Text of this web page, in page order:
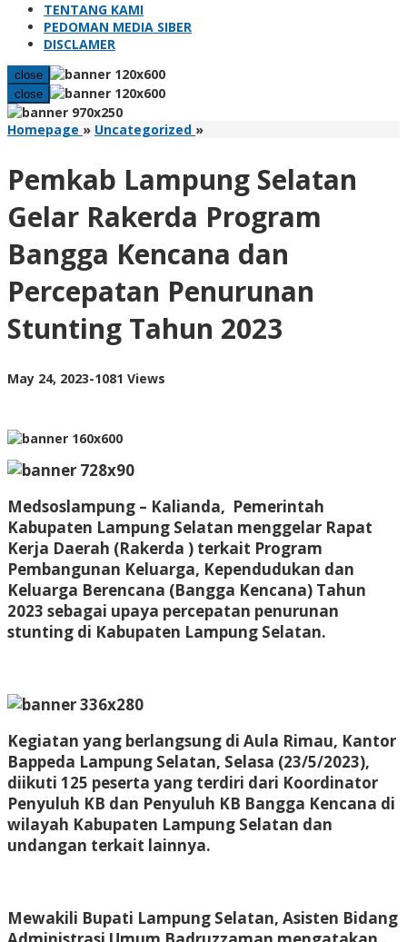
TENTANG KAMI
PEDOMAN MEDIA SIBER
DISCLAMER
close
close
Homepage » Uncategorized »Pemkab
Gelar
Rakerda
Program
Bangga
Kencana
dan
Percepatan
Penurunan
Stunting
Tahun
Pemkab Lampung Selatan
Gelar Rakerda Program
Bangga Kencana dan
Percepatan Penurunan
Stunting Tahun 2023
May 24, 2023by
-1081 Views
Medsoslampung – Kalianda, Pemerintah
Kabupaten Lampung Selatan menggelar Rapat
Kerja Daerah (Rakerda ) terkait Program
Pembangunan Keluarga, Kependudukan dan
Keluarga Berencana (Bangga Kencana) Tahun
2023 sebagai upaya percepatan penurunan
stunting di Kabupaten Lampung Selatan.
Kegiatan yang berlangsung di Aula Rimau, Kantor
Bappeda Lampung Selatan, Selasa (23/5/2023),
diikuti 125 peserta yang terdiri dari Koordinator
Penyuluh KB dan Penyuluh KB Bangga Kencana di
wilayah Kabupaten Lampung Selatan dan
undangan terkait lainnya.
Mewakili Bupati Lampung Selatan, Asisten Bidang